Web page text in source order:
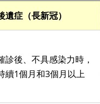
遺症（長新冠）
診後、不具感染力時，
續1個月和3個月以上